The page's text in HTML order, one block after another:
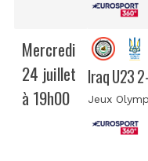
Mercredi
24 juillet
à 19h00
Iraq U23
Jeux